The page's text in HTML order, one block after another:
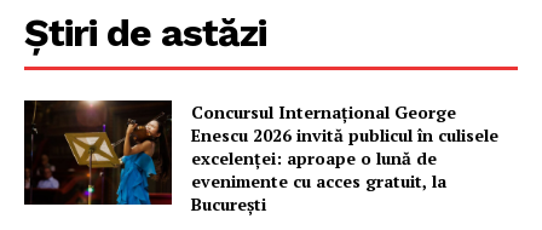
Proiecte editoriale
Rețea
Știri de astăzi
Concursul Internațional George
Enescu 2026 invită publicul în culisele
excelenței: aproape o lună de
evenimente cu acces gratuit, la
București